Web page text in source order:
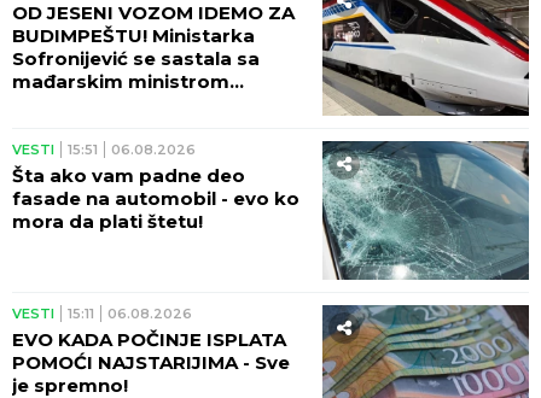
OD JESENI VOZOM IDEMO ZA
BUDIMPEŠTU! Ministarka
Sofronijević se sastala sa
mađarskim ministrom
VESTI 15:51 06.08.2026
Šta ako vam padne deo
fasade na automobil - evo ko
mora da plati štetu!
VESTI 15:11 06.08.2026
EVO KADA POČINJE ISPLATA
POMOĆI NAJSTARIJIMA - Sve
je spremno!